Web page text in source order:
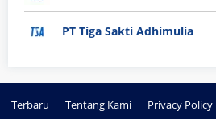
PT Tiga Sakti Adhimulia
Terbaru Tentang Kami Privacy Policy